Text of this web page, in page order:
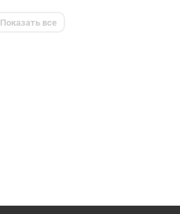
Показать все